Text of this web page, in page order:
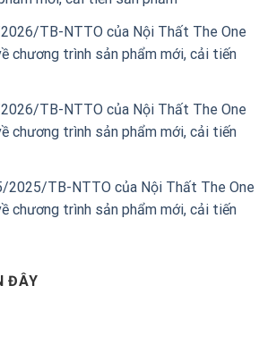
TB-NTTO của Nội Thất The One
chương trình sản phẩm mới, cải tiến
TB-NTTO của Nội Thất The One
chương trình sản phẩm mới, cải tiến
2025/TB-NTTO của Nội Thất The One
chương trình sản phẩm mới, cải tiến
ĐÂY